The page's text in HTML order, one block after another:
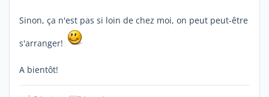
Sinon, ça n'est pas si loin de chez moi, on peut peut-être
s'arranger!
A bientôt!